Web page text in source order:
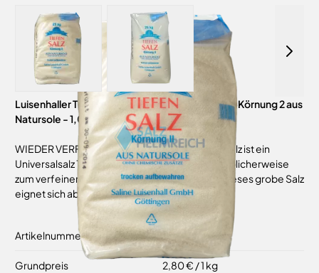
View larger image View larger image
Luisenhaller Tiefensalz (Pfannensalz) grob 25kg Körnung 2 aus
Natursole - 1,00-3,15 mm
WIEDER VERFÜGBAR!Das Luisenhaller Tiefensalz ist ein
Universalsalz 1,00 - 3,15mm, das in der Küche üblicherweise
zum verfeinern von Speisen verwendet wird. Dieses grobe Salz
eignet sich aber auch hervorragend fü...
Artikelnummer 912242
Grundpreis 2,80 € / 1 kg